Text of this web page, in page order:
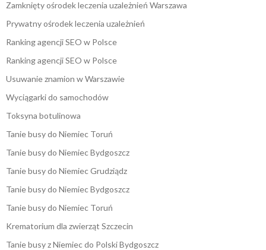
Zamknięty ośrodek leczenia uzależnień Warszawa
Prywatny ośrodek leczenia uzależnień
Ranking agencji SEO w Polsce
Ranking agencji SEO w Polsce
Usuwanie znamion w Warszawie
Wyciągarki do samochodów
Toksyna botulinowa
Tanie busy do Niemiec Toruń
Tanie busy do Niemiec Bydgoszcz
Tanie busy do Niemiec Grudziądz
Tanie busy do Niemiec Bydgoszcz
Tanie busy do Niemiec Toruń
Krematorium dla zwierząt Szczecin
Tanie busy z Niemiec do Polski Bydgoszcz